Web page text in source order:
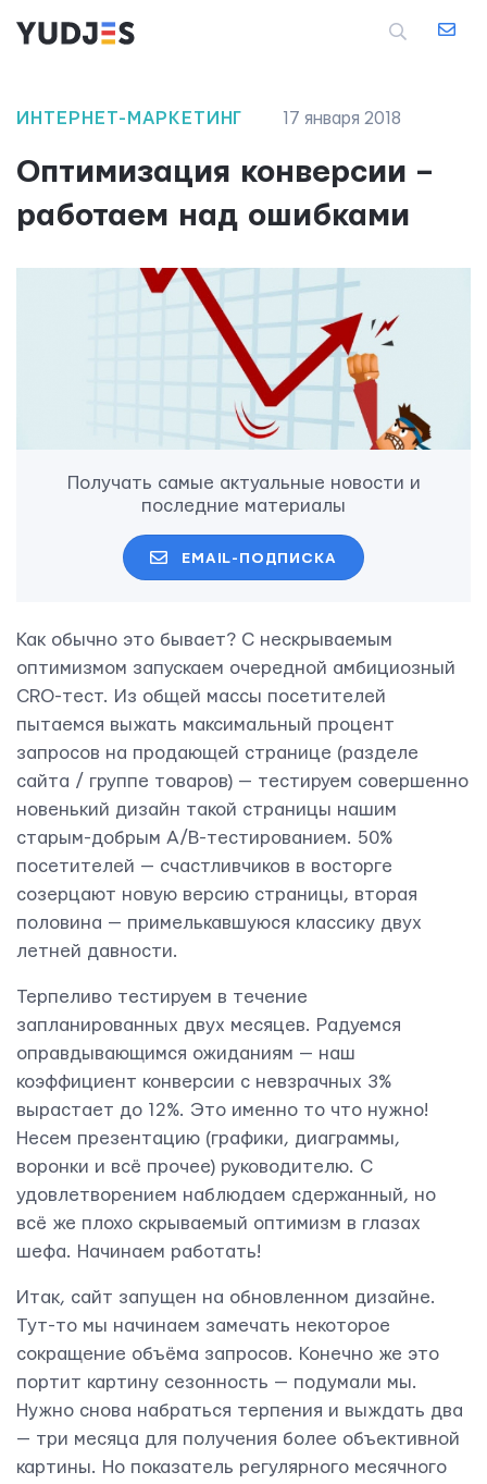
ИНТЕРНЕТ-МАРКЕТИНГ 17 января 2018
Оптимизация конверсии –
работаем над ошибками
Получать самые актуальные новости и
последние материалы
EMAIL-ПОДПИСКА
Как обычно это бывает? С нескрываемым
оптимизмом запускаем очередной амбициозный
CRO-тест. Из общей массы посетителей
пытаемся выжать максимальный процент
запросов на продающей странице (разделе
сайта / группе товаров) — тестируем совершенно
новенький дизайн такой страницы нашим
старым-добрым А/В-тестированием. 50%
посетителей — счастливчиков в восторге
созерцают новую версию страницы, вторая
половина — примелькавшуюся классику двух
летней давности.
Терпеливо тестируем в течение
запланированных двух месяцев. Радуемся
оправдывающимся ожиданиям — наш
коэффициент конверсии с невзрачных 3%
вырастает до 12%. Это именно то что нужно!
Несем презентацию (графики, диаграммы,
воронки и всё прочее) руководителю. С
удовлетворением наблюдаем сдержанный, но
всё же плохо скрываемый оптимизм в глазах
шефа. Начинаем работать!
Итак, сайт запущен на обновленном дизайне.
Тут-то мы начинаем замечать некоторое
сокращение объёма запросов. Конечно же это
портит картину сезонность — подумали мы.
Нужно снова набраться терпения и выждать два
— три месяца для получения более объективной
картины. Но показатель регулярного месячного